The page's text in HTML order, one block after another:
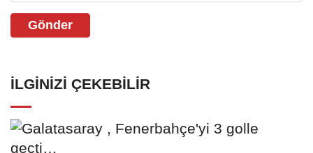
Gönder
İLGINIZI ÇEKEBILIR